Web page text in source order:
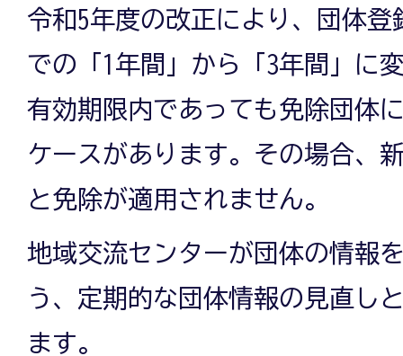
令和5年度の改正により、団体
での「1年間」から「3年間」に
有効期限内であっても免除団体
ケースがあります。その場合、
と免除が適用されません。
地域交流センターが団体の情報
う、定期的な団体情報の見直し
ます。